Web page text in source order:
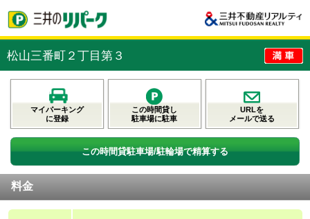
松山三番町２丁目第３
マイパーキング
に登録
この時間貸し
駐車場に駐車
URLを
メールで送る
この時間貸駐車場/駐輪場で精算する
料金